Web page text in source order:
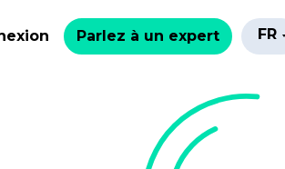
Parlez à un expert FR